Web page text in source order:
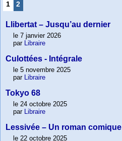
1 2
Llibertat – Jusqu’au dernier
le 7 janvier 2026
par Libraire
Culottées - Intégrale
le 5 novembre 2025
par Libraire
Tokyo 68
le 24 octobre 2025
par Libraire
Lessivée – Un roman comique
le 22 octobre 2025